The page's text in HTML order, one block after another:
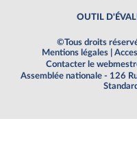
OUTIL
©Tous droits
Mentions légales
Contacter le
Assemblée nationale - 126